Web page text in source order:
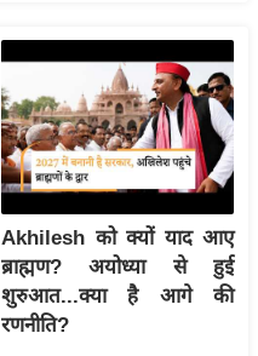
Akhilesh को क्यों याद आए
ब्राह्मण? अयोध्या से हुई
शुरुआत...क्या है आगे की
रणनीति?